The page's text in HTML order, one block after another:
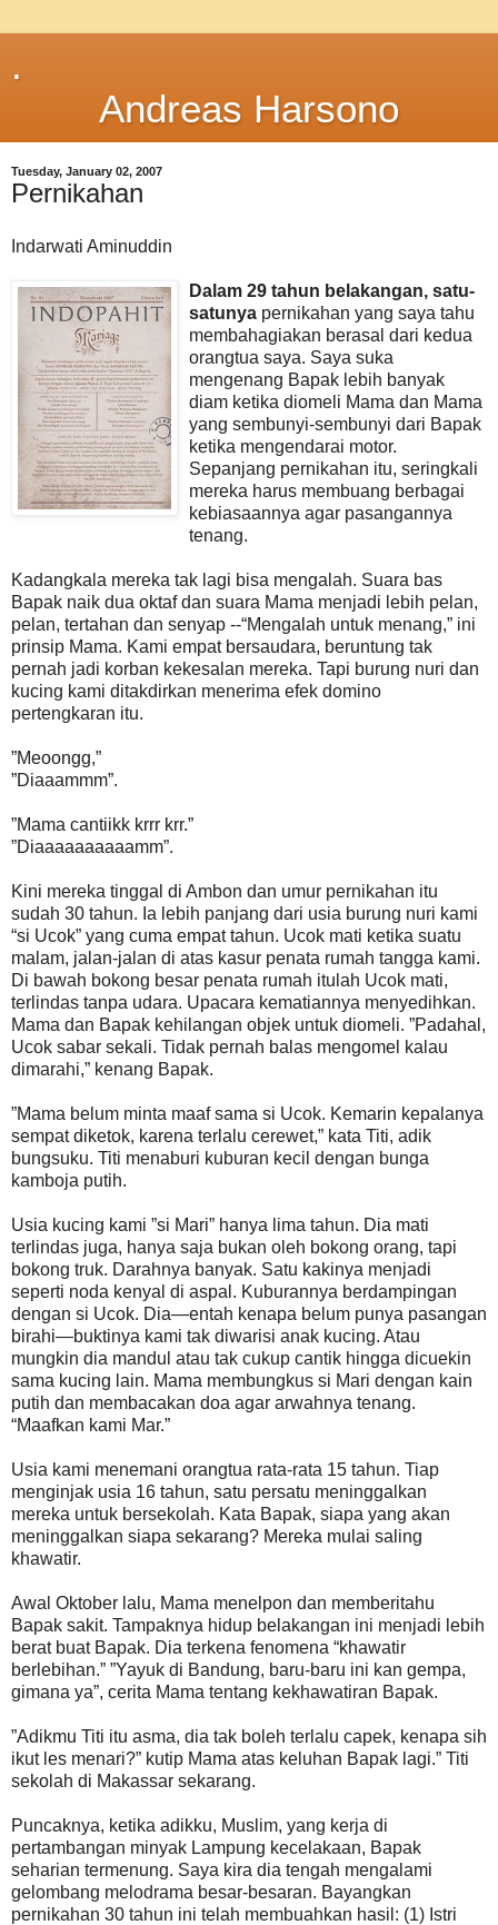
.
Andreas Harsono
Tuesday, January 02, 2007
Pernikahan
Indarwati Aminuddin
Dalam 29 tahun belakangan, satu-
satunya pernikahan yang saya tahu
membahagiakan berasal dari kedua
orangtua saya. Saya suka
mengenang Bapak lebih banyak
diam ketika diomeli Mama dan Mama
yang sembunyi-sembunyi dari Bapak
ketika mengendarai motor.
Sepanjang pernikahan itu, seringkali
mereka harus membuang berbagai
kebiasaannya agar pasangannya
tenang.
Kadangkala mereka tak lagi bisa mengalah. Suara bas
Bapak naik dua oktaf dan suara Mama menjadi lebih pelan,
pelan, tertahan dan senyap --“Mengalah untuk menang,” ini
prinsip Mama. Kami empat bersaudara, beruntung tak
pernah jadi korban kekesalan mereka. Tapi burung nuri dan
kucing kami ditakdirkan menerima efek domino
pertengkaran itu.
”Meoongg,”
”Diaaammm”.
”Mama cantiikk krrr krr.”
”Diaaaaaaaaaamm”.
Kini mereka tinggal di Ambon dan umur pernikahan itu
sudah 30 tahun. Ia lebih panjang dari usia burung nuri kami
“si Ucok” yang cuma empat tahun. Ucok mati ketika suatu
malam, jalan-jalan di atas kasur penata rumah tangga kami.
Di bawah bokong besar penata rumah itulah Ucok mati,
terlindas tanpa udara. Upacara kematiannya menyedihkan.
Mama dan Bapak kehilangan objek untuk diomeli. ”Padahal,
Ucok sabar sekali. Tidak pernah balas mengomel kalau
dimarahi,” kenang Bapak.
”Mama belum minta maaf sama si Ucok. Kemarin kepalanya
sempat diketok, karena terlalu cerewet,” kata Titi, adik
bungsuku. Titi menaburi kuburan kecil dengan bunga
kamboja putih.
Usia kucing kami ”si Mari” hanya lima tahun. Dia mati
terlindas juga, hanya saja bukan oleh bokong orang, tapi
bokong truk. Darahnya banyak. Satu kakinya menjadi
seperti noda kenyal di aspal. Kuburannya berdampingan
dengan si Ucok. Dia—entah kenapa belum punya pasangan
birahi—buktinya kami tak diwarisi anak kucing. Atau
mungkin dia mandul atau tak cukup cantik hingga dicuekin
sama kucing lain. Mama membungkus si Mari dengan kain
putih dan membacakan doa agar arwahnya tenang.
“Maafkan kami Mar.”
Usia kami menemani orangtua rata-rata 15 tahun. Tiap
menginjak usia 16 tahun, satu persatu meninggalkan
mereka untuk bersekolah. Kata Bapak, siapa yang akan
meninggalkan siapa sekarang? Mereka mulai saling
khawatir.
Awal Oktober lalu, Mama menelpon dan memberitahu
Bapak sakit. Tampaknya hidup belakangan ini menjadi lebih
berat buat Bapak. Dia terkena fenomena “khawatir
berlebihan.” ”Yayuk di Bandung, baru-baru ini kan gempa,
gimana ya”, cerita Mama tentang kekhawatiran Bapak.
”Adikmu Titi itu asma, dia tak boleh terlalu capek, kenapa sih
ikut les menari?” kutip Mama atas keluhan Bapak lagi.” Titi
sekolah di Makassar sekarang.
Puncaknya, ketika adikku, Muslim, yang kerja di
pertambangan minyak Lampung kecelakaan, Bapak
seharian termenung. Saya kira dia tengah mengalami
gelombang melodrama besar-besaran. Bayangkan
pernikahan 30 tahun ini telah membuahkan hasil: (1) Istri